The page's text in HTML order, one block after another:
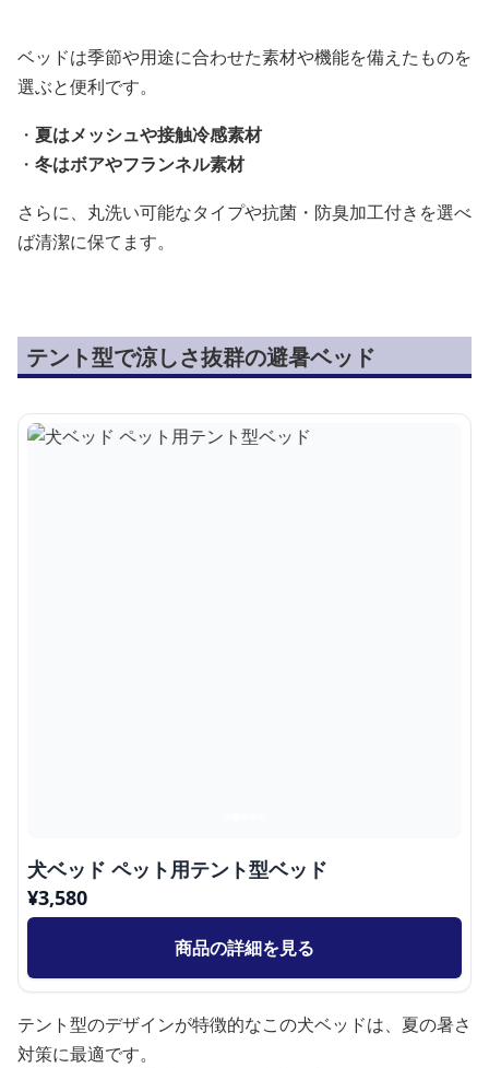
ベッドは季節や用途に合わせた素材や機能を備えたものを
選ぶと便利です。
・ 夏はメッシュや接触冷感素材
・ 冬はボアやフランネル素材
さらに、丸洗い可能なタイプや抗菌・防臭加工付きを選べ
ば清潔に保てます。
テント型で涼しさ抜群の避暑ベッド
犬ベッド ペット用テント型ベッド
¥3,580
商品の詳細を見る
テント型のデザインが特徴的なこの犬ベッドは、夏の暑さ
対策に最適です。